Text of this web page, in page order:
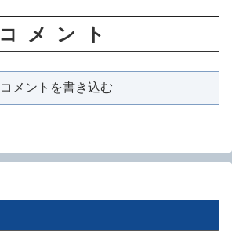
コメント
コメントを書き込む